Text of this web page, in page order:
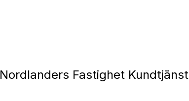
Nordlanders Fastighet Kundtjänst